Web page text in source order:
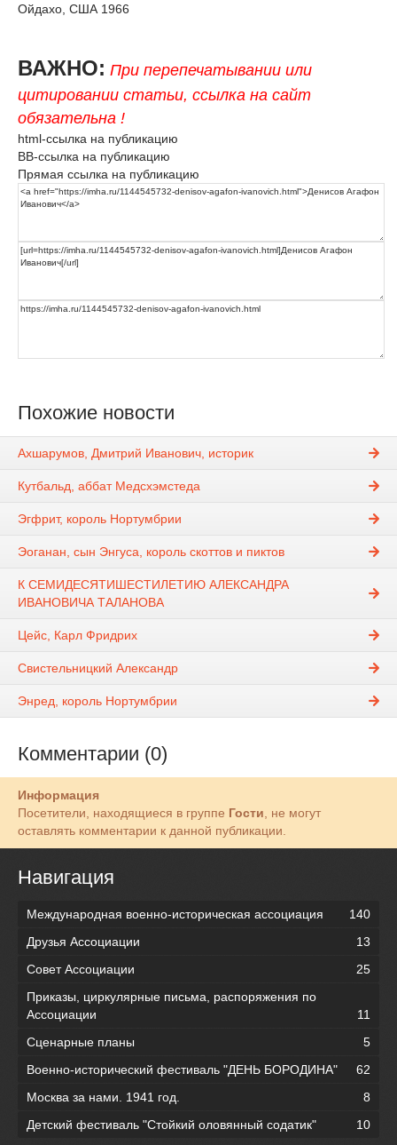
Ойдахо, США 1966
ВАЖНО: При перепечатывании или
цитировании статьи, ссылка на сайт
обязательна !
html-ссылка на публикацию
BB-ссылка на публикацию
Прямая ссылка на публикацию
Похожие новости
Ахшарумов, Дмитрий Иванович, историк
Кутбальд, аббат Медсхэмстеда
Эгфрит, король Нортумбрии
Эоганан, сын Энгуса, король скоттов и пиктов
К СЕМИДЕСЯТИШЕСТИЛЕТИЮ АЛЕКСАНДРА
ИВАНОВИЧА ТАЛАНОВА
Цейс, Карл Фридрих
Свистельницкий Александр
Энред, король Нортумбрии
Комментарии (0)
Информация
Посетители, находящиеся в группе Гости , не могут
оставлять комментарии к данной публикации.
Навигация
Международная военно-историческая ассоциация
140
Друзья Ассоциации
13
Совет Ассоциации
25
Приказы, циркулярные письма, распоряжения по
Ассоциации
11
Сценарные планы
5
Военно-исторический фестиваль "ДЕНЬ БОРОДИНА"
62
Москва за нами. 1941 год.
8
Детский фестиваль "Стойкий оловянный содатик"
10